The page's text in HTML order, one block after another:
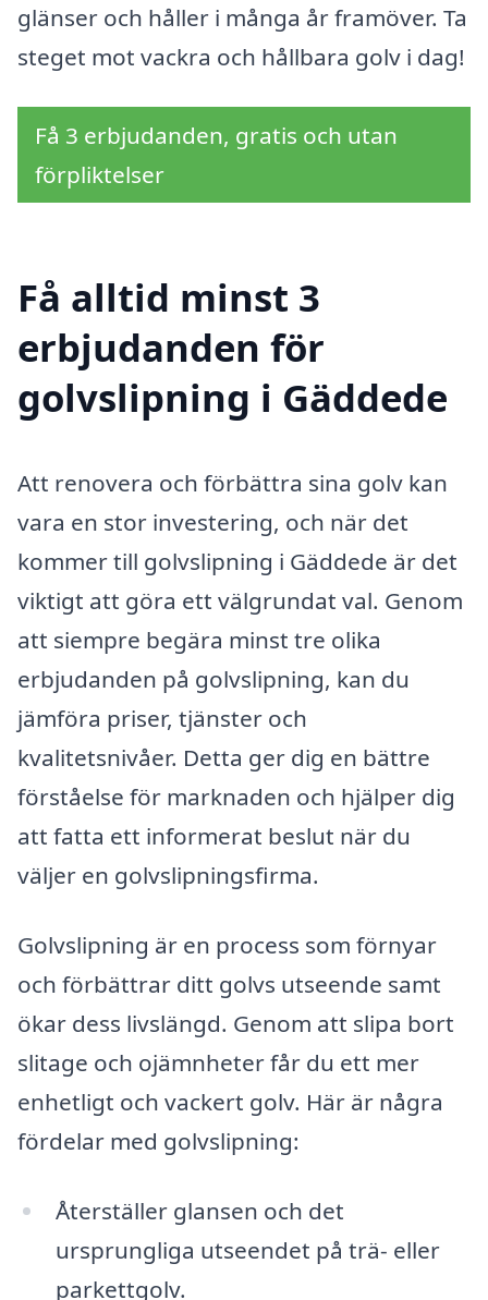
glänser och håller i många år framöver. Ta
steget mot vackra och hållbara golv i dag!
Få 3 erbjudanden, gratis och utan
förpliktelser
Få alltid minst 3
erbjudanden för
golvslipning i Gäddede
Att renovera och förbättra sina golv kan
vara en stor investering, och när det
kommer till golvslipning i Gäddede är det
viktigt att göra ett välgrundat val. Genom
att siempre begära minst tre olika
erbjudanden på golvslipning, kan du
jämföra priser, tjänster och
kvalitetsnivåer. Detta ger dig en bättre
förståelse för marknaden och hjälper dig
att fatta ett informerat beslut när du
väljer en golvslipningsfirma.
Golvslipning är en process som förnyar
och förbättrar ditt golvs utseende samt
ökar dess livslängd. Genom att slipa bort
slitage och ojämnheter får du ett mer
enhetligt och vackert golv. Här är några
fördelar med golvslipning:
Återställer glansen och det
ursprungliga utseendet på trä- eller
parkettgolv.